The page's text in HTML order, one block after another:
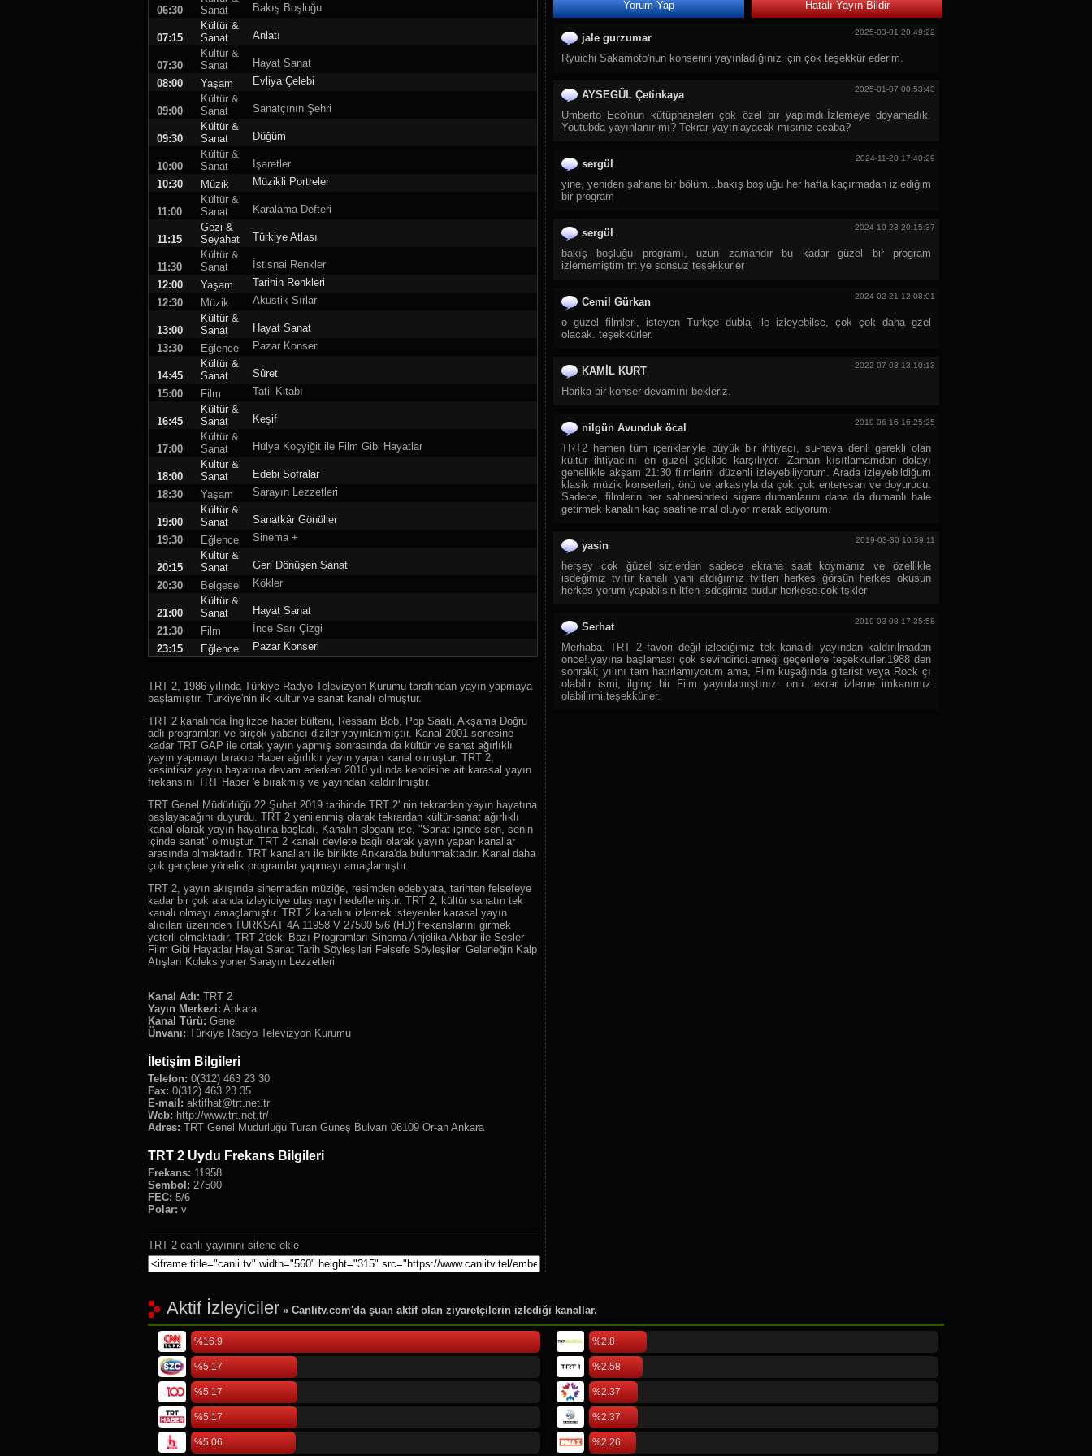
44.Kıbrıs Tv
48.ARB TV
49.Medeniyet Tv
50.Kanal S Az
52.CBC Tv
53.İctimai Tv
55.ARB 24 TV
56.Dünya TV
Atv Azad TV
60.Bakü TV
62.Sönmez TV
63.Euro Star
65.
66.Tempo Tv
67.Kanal 7 Avrupa
68. İçel Tv
72.Mavi Karadeniz Tv
73. Mpl Tv
76.BRTV
77.CNBC-e
78.İmedi Tv
06:30
Sanat
Bakış Boşluğu
07:15
Kültür &
Sanat
Anlatı
07:30
Kültür &
Sanat
Hayat Sanat
08:00
Yaşam Evliya Çelebi
09:00
Kültür &
Sanat
Sanatçının Şehri
09:30
Kültür &
Sanat
Düğüm
10:00
Kültür &
Sanat
İşaretler
10:30
Müzik Müzikli Portreler
11:00
Kültür &
Sanat
Karalama Defteri
11:15
Gezi &
Seyahat
Türkiye Atlası
11:30
Kültür &
Sanat
İstisnai Renkler
12:00
Yaşam
Tarihin Renkleri
12:30
Müzik Akustik Sırlar
13:00
Kültür &
Sanat
Hayat Sanat
13:30
Eğlence Pazar Konseri
14:45
Kültür &
Sanat
Sûret
15:00
Film Tatil Kitabı
16:45
Kültür &
Sanat
Keşif
17:00
Kültür &
Sanat
Hülya Koçyiğit ile Film Gibi Hayatlar
18:00
Kültür &
Sanat
Edebi Sofralar
18:30
Yaşam Sarayın Lezzetleri
19:00
Kültür &
Sanat
Sanatkâr Gönüller
19:30
Eğlence Sinema +
20:15
Kültür &
Sanat
Geri Dönüşen Sanat
20:30
Belgesel Kökler
21:00
Kültür &
Sanat
Hayat Sanat
21:30
Film
İnce Sarı Çizgi
23:15
Eğlence Pazar Konseri
TRT 2, 1986 yılında Türkiye Radyo Televizyon Kurumu tarafından yayın yapmaya
başlamıştır. Türkiye'nin ilk kültür ve sanat kanalı olmuştur.
TRT 2 kanalında İngilizce haber bülteni, Ressam Bob, Pop Saati, Akşama Doğru
adlı programları ve birçok yabancı diziler yayınlanmıştır. Kanal 2001 senesine
kadar TRT GAP ile ortak yayın yapmış sonrasında da kültür ve sanat ağırlıklı
yayın yapmayı bırakıp Haber ağırlıklı yayın yapan kanal olmuştur. TRT 2,
kesintisiz yayın hayatına devam ederken 2010 yılında kendisine ait karasal yayın
frekansını TRT Haber 'e bırakmış ve yayından kaldırılmıştır.
TRT Genel Müdürlüğü 22 Şubat 2019 tarihinde TRT 2' nin tekrardan yayın hayatına
başlayacağını duyurdu. TRT 2 yenilenmiş olarak tekrardan kültür-sanat ağırlıklı
kanal olarak yayın hayatına başladı. Kanalın sloganı ise, "Sanat içinde sen, senin
içinde sanat" olmuştur. TRT 2 kanalı devlete bağlı olarak yayın yapan kanallar
arasında olmaktadır. TRT kanalları ile birlikte Ankara'da bulunmaktadır. Kanal daha
çok gençlere yönelik programlar yapmayı amaçlamıştır.
TRT 2, yayın akışında sinemadan müziğe, resimden edebiyata, tarihten felsefeye
kadar bir çok alanda izleyiciye ulaşmayı hedeflemiştir. TRT 2, kültür sanatın tek
kanalı olmayı amaçlamıştır. TRT 2 kanalını izlemek isteyenler karasal yayın
alıcıları üzerinden TURKSAT 4A 11958 V 27500 5/6 (HD) frekanslarını girmek
yeterli olmaktadır. TRT 2'deki Bazı Programları Sinema Anjelika Akbar ile Sesler
Film Gibi Hayatlar Hayat Sanat Tarih Söyleşileri Felsefe Söyleşileri Geleneğin Kalp
Atışları Koleksiyoner Sarayın Lezzetleri
Kanal Adı: TRT 2
Yayın Merkezi: Ankara
Kanal Türü: Genel
Ünvanı: Türkiye Radyo Televizyon Kurumu
İletişim Bilgileri
Telefon: 0(312) 463 23 30
Fax: 0(312) 463 23 35
E-mail: aktifhat@trt.net.tr
Web: http://www.trt.net.tr/
Adres: TRT Genel Müdürlüğü Turan Güneş Bulvarı 06109 Or-an Ankara
TRT 2 Uydu Frekans Bilgileri
Frekans: 11958
Sembol: 27500
FEC: 5/6
Polar: v
TRT 2 canlı yayınını sitene ekle
Yorum Yap Hatalı Yayın Bildir
jale gurzumar 2025-03-01 20:49:22
Ryuichi Sakamoto'nun konserini yayınladığınız için çok teşekkür ederim.
AYSEGÜL Çetinkaya 2025-01-07 00:53:43
Umberto Eco'nun kütüphaneleri çok özel bir yapımdı.İzlemeye doyamadık.
Youtubda yayınlanır mı? Tekrar yayınlayacak mısınız acaba?
sergül 2024-11-20 17:40:29
yine, yeniden şahane bir bölüm...bakış boşluğu her hafta kaçırmadan izlediğim
bir program
sergül 2024-10-23 20:15:37
bakış boşluğu programı, uzun zamandır bu kadar güzel bir program
izlememiştim trt ye sonsuz teşekkürler
Cemil Gürkan 2024-02-21 12:08:01
o güzel filmleri, isteyen Türkçe dublaj ile izleyebilse, çok çok daha gzel
olacak. teşekkürler.
KAMİL KURT 2022-07-03 13:10:13
Harika bir konser devamını bekleriz.
nilgün Avunduk öcal 2019-06-16 16:25:25
TRT2 hemen tüm içerikleriyle büyük bir ihtiyacı, su-hava denli gerekli olan
kültür ihtiyacını en güzel şekilde karşılıyor. Zaman kısıtlamamdan dolayı
genellikle akşam 21:30 filmlerini düzenli izleyebiliyorum. Arada izleyebildiğum
klasik müzik konserleri, önü ve arkasıyla da çok çok enteresan ve doyurucu.
Sadece, filmlerin her sahnesindeki sigara dumanlarını daha da dumanlı hale
getirmek kanalın kaç saatine mal oluyor merak ediyorum.
yasin 2019-03-30 10:59:11
herşey cok ğüzel sizlerden sadece ekrana saat koymanız ve özellikle
isdeğimiz tvıtır kanalı yani atdığımız tvitleri herkes ğörsün herkes okusun
herkes yorum yapabilsin ltfen isdeğimiz budur herkese cok tşkler
Serhat 2019-03-08 17:35:58
Merhaba. TRT 2 favori değil izlediğimiz tek kanaldı yayından kaldırılmadan
önce!.yayına başlaması çok sevindirici.emeği geçenlere teşekkürler.1988 den
sonraki; yılını tam hatırlamıyorum ama, Film kuşağında gitarist veya Rock çı
olabilir ismi, ilginç bir Film yayınlamıştınız. onu tekrar izleme imkanımız
olabilirmi,teşekkürler.
Aktif İzleyiciler » Canlitv.com'da şuan aktif olan ziyaretçilerin izlediği kanallar.
%16.9
%5.17
%5.17
%5.17
%5.06
%2.8
%2.58
%2.37
%2.37
%2.26